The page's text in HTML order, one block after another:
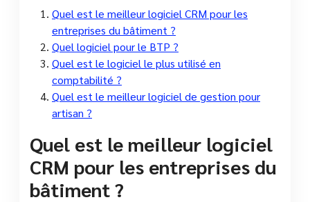
Quel est le meilleur logiciel CRM pour les
entreprises du bâtiment ?
Quel logiciel pour le BTP ?
Quel est le logiciel le plus utilisé en
comptabilité ?
Quel est le meilleur logiciel de gestion pour
artisan ?
Quel est le meilleur logiciel
CRM pour les entreprises du
bâtiment ?